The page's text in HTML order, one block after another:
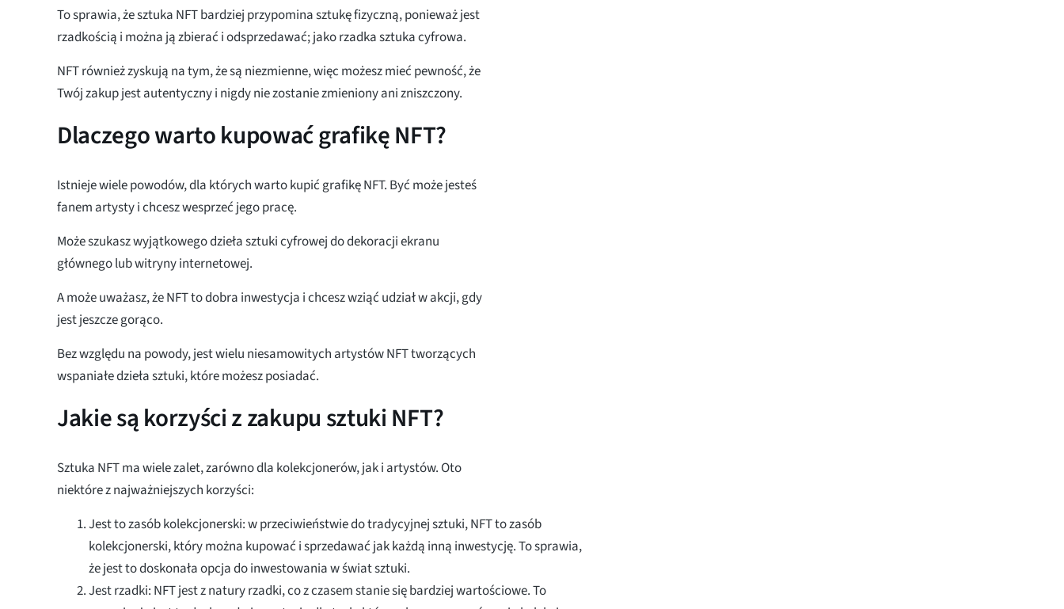
To sprawia, że sztuka NFT bardziej przypomina sztukę fizyczną, ponieważ jest
rzadkością i można ją zbierać i odsprzedawać; jako rzadka sztuka cyfrowa.
NFT również zyskują na tym, że są niezmienne, więc możesz mieć pewność, że
Twój zakup jest autentyczny i nigdy nie zostanie zmieniony ani zniszczony.
Dlaczego warto kupować grafikę NFT?
Istnieje wiele powodów, dla których warto kupić grafikę NFT. Być może jesteś
fanem artysty i chcesz wesprzeć jego pracę.
Może szukasz wyjątkowego dzieła sztuki cyfrowej do dekoracji ekranu
głównego lub witryny internetowej.
A może uważasz, że NFT to dobra inwestycja i chcesz wziąć udział w akcji, gdy
jest jeszcze gorąco.
Bez względu na powody, jest wielu niesamowitych artystów NFT tworzących
wspaniałe dzieła sztuki, które możesz posiadać.
Jakie są korzyści z zakupu sztuki NFT?
Sztuka NFT ma wiele zalet, zarówno dla kolekcjonerów, jak i artystów. Oto
niektóre z najważniejszych korzyści:
Jest to zasób kolekcjonerski: w przeciwieństwie do tradycyjnej sztuki, NFT to zasób
kolekcjonerski, który można kupować i sprzedawać jak każdą inną inwestycję. To sprawia,
że jest to doskonała opcja do inwestowania w świat sztuki.
Jest rzadki: NFT jest z natury rzadki, co z czasem stanie się bardziej wartościowe. To